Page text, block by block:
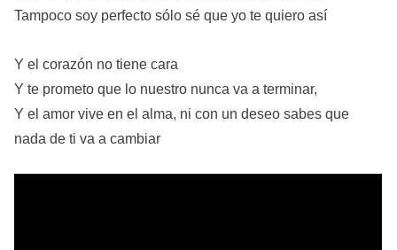
Tampoco soy perfecto sólo sé que yo te quiero así
Y el corazón no tiene cara
Y te prometo que lo nuestro nunca va a terminar,
Y el amor vive en el alma, ni con un deseo sabes que
nada de ti va a cambiar